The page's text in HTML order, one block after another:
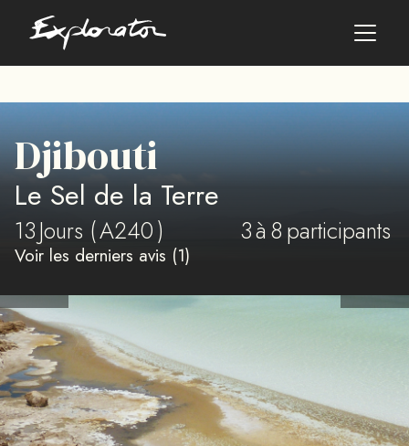
Les pays
AFRIQUE DU SUD
ALBANIE
ANGOLA
ARABIE SAOUDITE
AZERBAÏDJAN
BANGLADESH
BÉNIN
BHOUTAN
BOLIVIE
Djibouti
Le Sel de la Terre
13Jours (A240) 3à8participants
Voir les derniers avis (1)